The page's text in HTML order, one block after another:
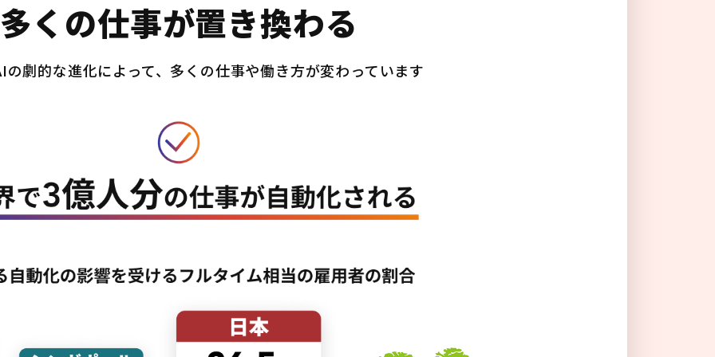
多くの仕事が置き換わる
の劇的な進化によって、多くの仕事や働き方が変わっています